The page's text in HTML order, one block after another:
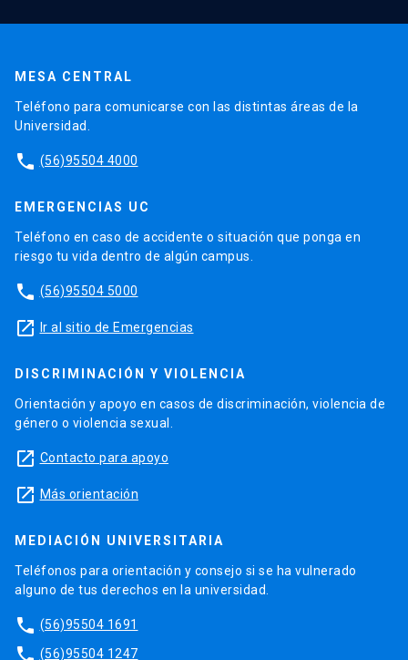
MESA CENTRAL
Teléfono para comunicarse con las distintas áreas de la
Universidad.
phone (56)95504 4000
EMERGENCIAS UC
Teléfono en caso de accidente o situación que ponga en
riesgo tu vida dentro de algún campus.
phone (56)95504 5000
launch Ir al sitio de Emergencias
DISCRIMINACIÓN Y VIOLENCIA
Orientación y apoyo en casos de discriminación, violencia de
género o violencia sexual.
launch Contacto para apoyo
launch Más orientación
MEDIACIÓN UNIVERSITARIA
Teléfonos para orientación y consejo si se ha vulnerado
alguno de tus derechos en la universidad.
phone (56)95504 1691
phone (56)95504 1247